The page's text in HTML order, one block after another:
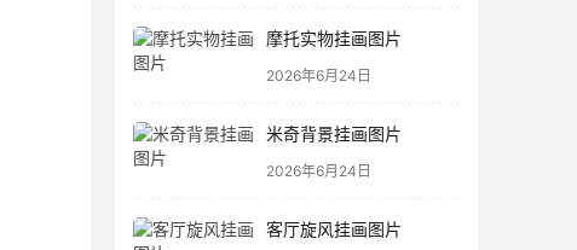
摩托实物挂画图片
2026年6月24日
米奇背景挂画图片
2026年6月24日
客厅旋风挂画图片